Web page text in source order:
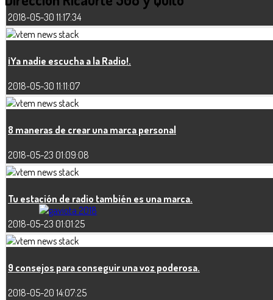
2018-05-30 11:17:34
¡Ya nadie escucha a la Radio!.
2018-05-30 11:11:07
8 maneras de crear una marca personal
2018-05-23 01:09:08
Tu estación de radio también es una marca.
2018-05-23 01:01:25
9 consejos para conseguir una voz poderosa.
2018-05-20 14:07:25